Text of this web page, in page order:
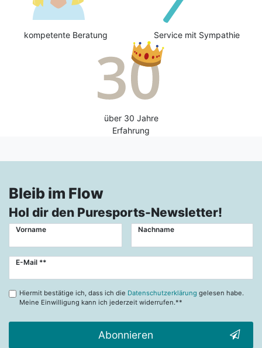
kompetente Beratung Service mit Sympathie
über 30 Jahre
Erfahrung
Bleib im Flow
Hol dir den Puresports-Newsletter!
Vorname Nachname
E-Mail **
Newsletter
Hiermit bestätige ich, dass ich die Datenschutzerklärung gelesen habe.
Meine Einwilligung kann ich jederzeit widerrufen.**
Abonnieren